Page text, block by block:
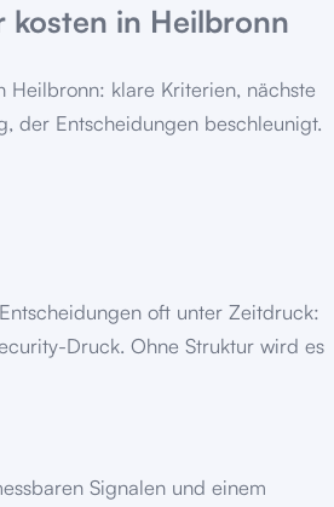
kosten in Heilbronn
Heilbronn: klare Kriterien, nächste
der Entscheidungen beschleunigt.
oft unter Zeitdruck:
Druck. Ohne Struktur wird es
Signalen und einem